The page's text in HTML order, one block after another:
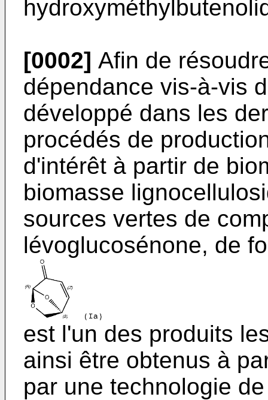
[0002] Afin de
dépendance vis-à-vis
développé dans les
procédés de
d'intérêt à partir de
biomasse
sources vertes de
lévoglucosénone, de
est l'un des produits
ainsi être obtenus à
par une technologie